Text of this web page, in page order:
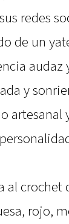
redes
de un
audaz
y
artesanal
crochet
rojo,